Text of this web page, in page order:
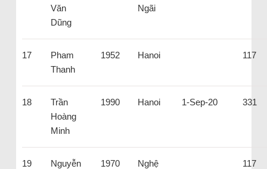
Văn
Dũng
Ngãi
17
Pham
Thanh
1952 Hanoi 117
18
Trần
Hoàng
Minh
1990 Hanoi 1-Sep-20 331
19
Nguyễn
1970
Nghệ
117